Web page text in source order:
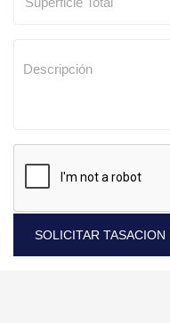
SOLICITAR TASACION